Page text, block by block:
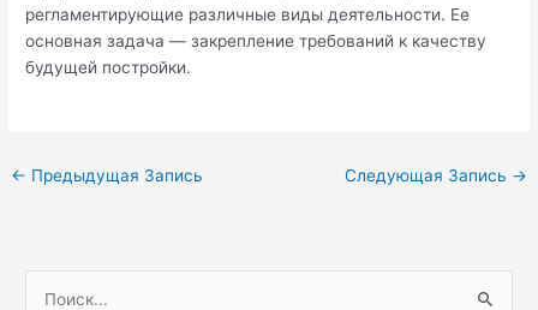
регламентирующие различные виды деятельности. Ее
основная задача — закрепление требований к качеству
будущей постройки.
Навигация
← Предыдущая Запись Следующая Запись →